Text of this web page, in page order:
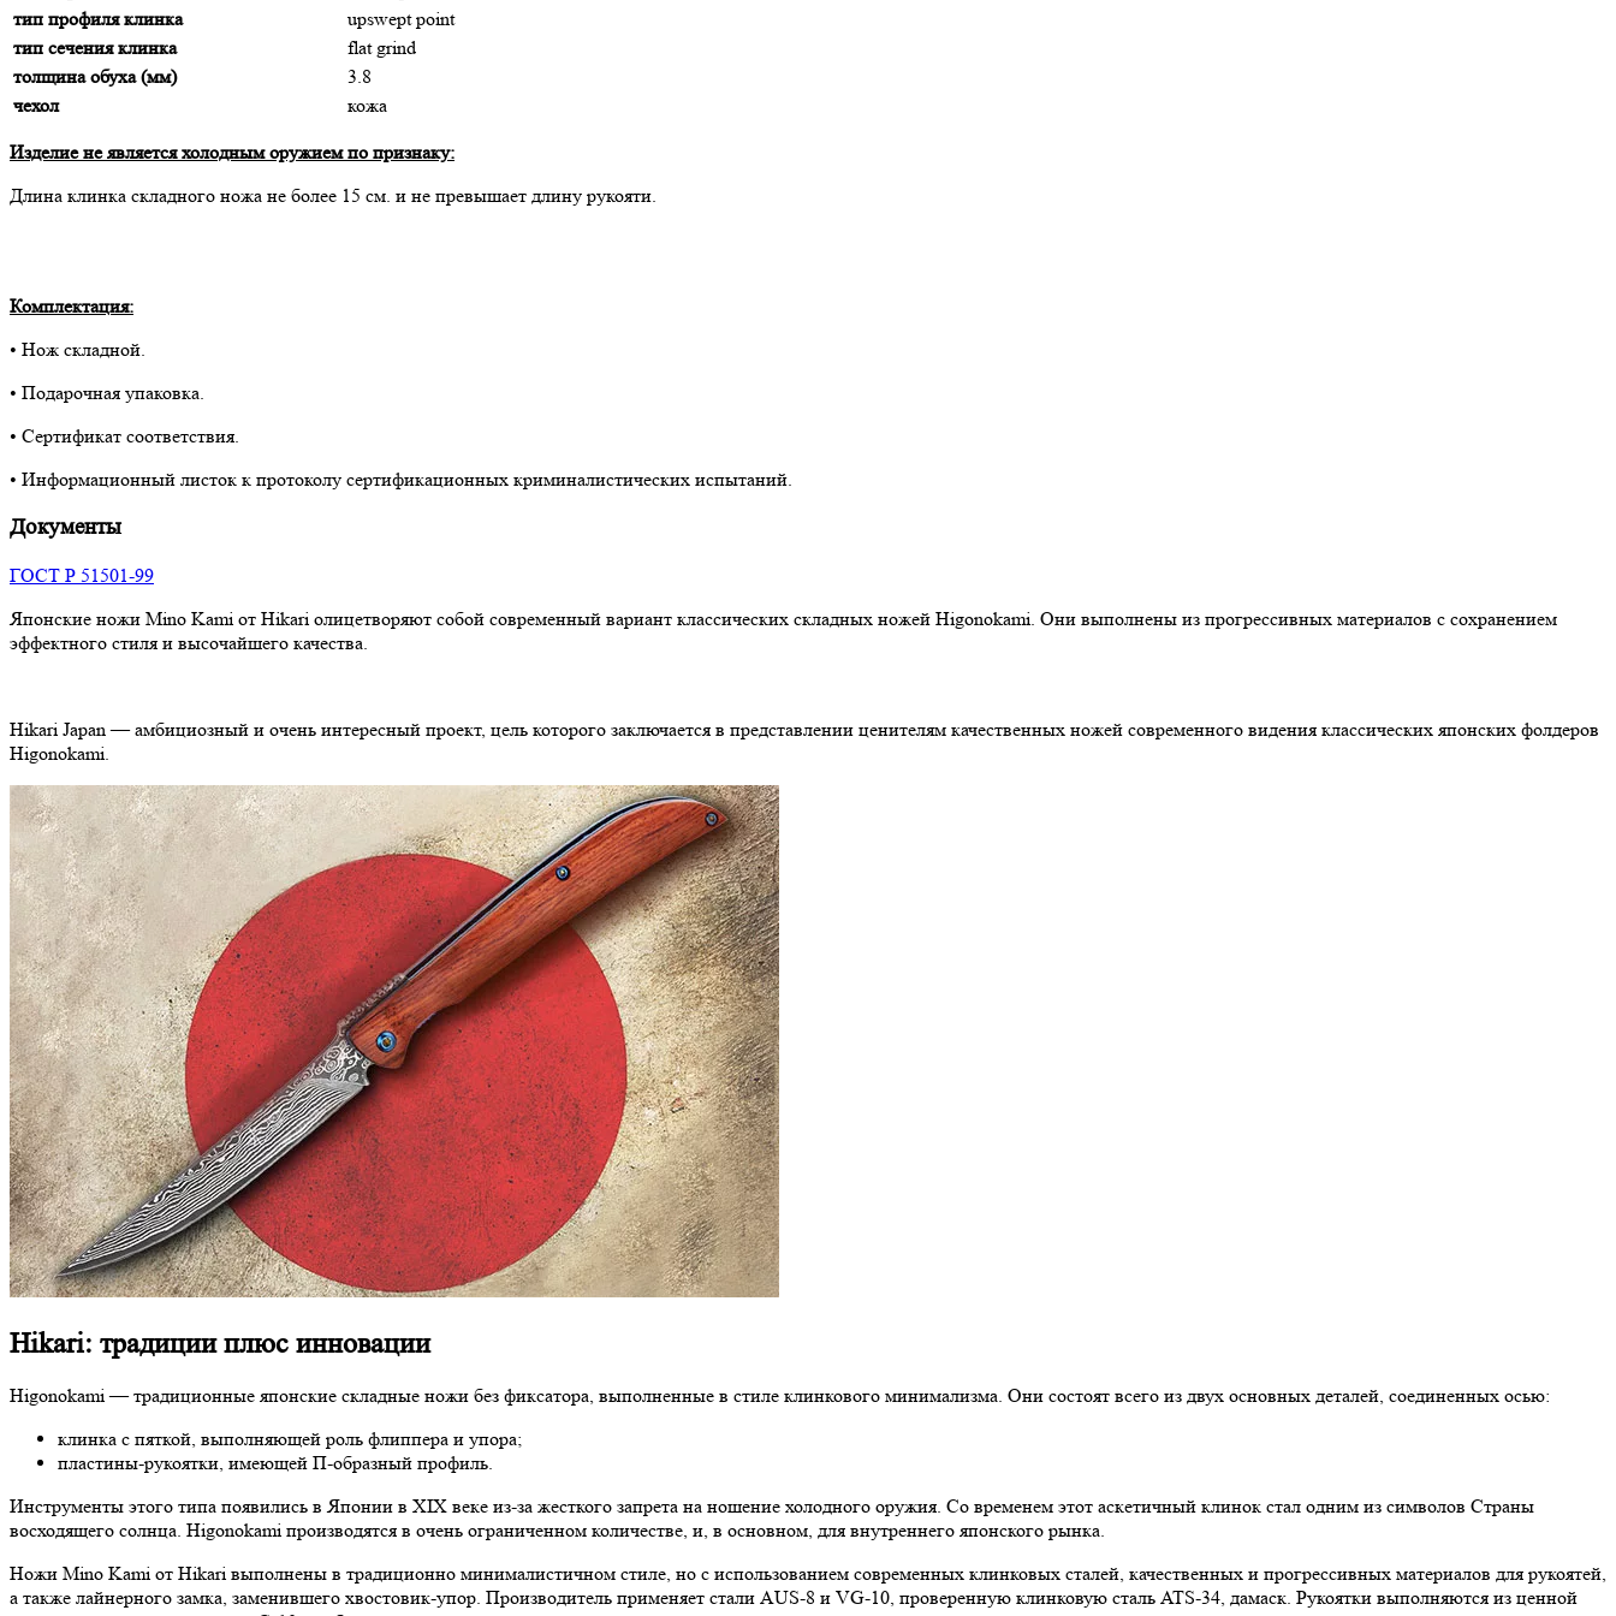
тип профиля клинка
upswept point
тип сечения клинка
flat grind
толщина обуха (мм)
3.8
чехол
кожа
Изделие не является холодным оружием по признаку:
Длина клинка складного ножа не более 15 cм. и не превышает длину рукояти.
Комплектация:
• Нож складной.
• Подарочная упаковка.
• Сертификат соответствия.
• Информационный листок к протоколу сертификационных криминалистических испытаний.
Документы
ГОСТ Р 51501-99
Японские ножи Mino Kami от Hikari олицетворяют собой современный вариант классических складных ножей Higonokami. Они выполнены из прогрессивных материалов с сохранением
эффектного стиля и высочайшего качества.
Hikari Japan — амбициозный и очень интересный проект, цель которого заключается в представлении ценителям качественных ножей современного видения классических японских фолдеров
Higonokami.
Hikari: традиции плюс инновации
Higonokami — традиционные японские складные ножи без фиксатора, выполненные в стиле клинкового минимализма. Они состоят всего из двух основных деталей, соединенных осью:
клинка с пяткой, выполняющей роль флиппера и упора;
пластины-рукоятки, имеющей П-образный профиль.
Инструменты этого типа появились в Японии в XIX веке из-за жесткого запрета на ношение холодного оружия. Со временем этот аскетичный клинок стал одним из символов Страны
восходящего солнца. Higonokami производятся в очень ограниченном количестве, и, в основном, для внутреннего японского рынка.
Ножи Mino Kami от Hikari выполнены в традиционно минималистичном стиле, но с использованием современных клинковых сталей, качественных и прогрессивных материалов для рукоятей,
а также лайнерного замка, заменившего хвостовик-упор. Производитель применяет стали AUS-8 и VG-10, проверенную клинковую сталь ATS-34, дамаск. Рукоятки выполняются из ценной